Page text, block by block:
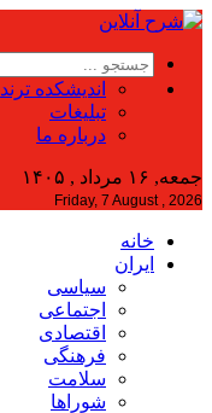
اندیشکده ترند
تبلیغات
درباره ما
جمعه, ۱۶ مرداد , ۱۴۰۵
Friday, 7 August , 2026
خانه
ایران
سیاسی
اجتماعی
اقتصادی
فرهنگی
سلامت
شوراها